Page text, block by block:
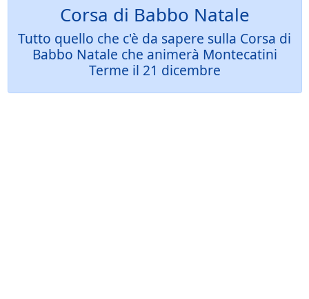
Corsa di Babbo Natale
Tutto quello che c'è da sapere sulla Corsa di
Babbo Natale che animerà Montecatini
Terme il 21 dicembre